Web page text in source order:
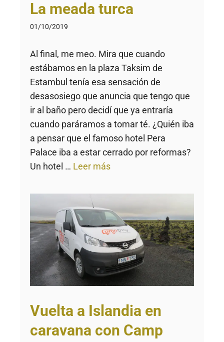
La meada turca
01/10/2019
Al final, me meo. Mira que cuando
estábamos en la plaza Taksim de
Estambul tenía esa sensación de
desasosiego que anuncia que tengo que
ir al baño pero decidí que ya entraría
cuando paráramos a tomar té. ¿Quién iba
a pensar que el famoso hotel Pera
Palace iba a estar cerrado por reformas?
Un hotel … Leer más
Vuelta a Islandia en
caravana con Camp